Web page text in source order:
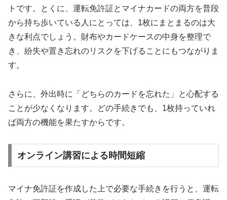
トです。とくに、運転免許証とマイナカードの両方を普段
から持ち歩いている人にとっては、1枚にまとまるのは大
きな利点でしょう。財布やカードケースの中身を整理で
き、紛失や置き忘れのリスクを下げることにもつながりま
す。
さらに、外出時に「どちらのカードを忘れた」と心配する
ことが少なくなります。どの手続きでも、1枚持っていれ
ば両方の機能を果たすからです。
オンライン講習による時間短縮
マイナ免許証を作成した上で必要な手続きを行うと、運転